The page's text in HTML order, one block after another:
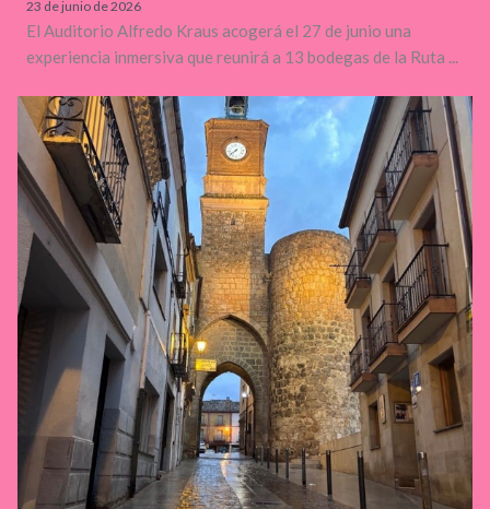
23 de junio de 2026
El Auditorio Alfredo Kraus acogerá el 27 de junio una
experiencia inmersiva que reunirá a 13 bodegas de la Ruta ...